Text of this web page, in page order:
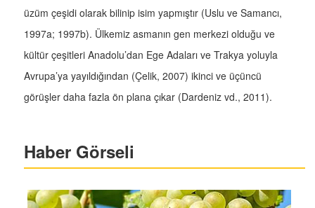
üzüm çeşidi olarak bilinip isim yapmıştır (Uslu ve Samancı,
1997a; 1997b). Ülkemiz asmanın gen merkezi olduğu ve
kültür çeşitleri Anadolu’dan Ege Adaları ve Trakya yoluyla
Avrupa’ya yayıldığından (Çelik, 2007) ikinci ve üçüncü
görüşler daha fazla ön plana çıkar (Dardeniz vd., 2011).
Haber Görseli